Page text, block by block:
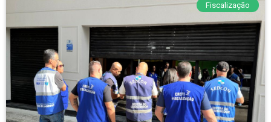
Fiscalização